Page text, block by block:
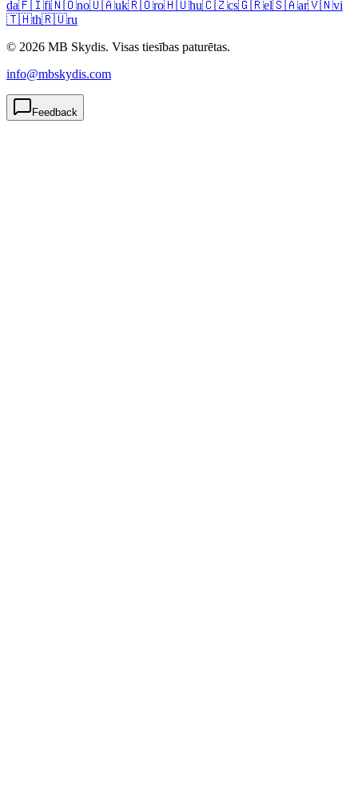
da🇫🇮fi🇳🇴no🇺🇦uk🇷🇴ro🇭🇺hu🇨🇿cs🇬🇷el🇸🇦ar🇻🇳vi
🇹🇭th🇷🇺ru
© 2026 MB Skydis. Visas tiesības paturētas.
info@mbskydis.com
Feedback